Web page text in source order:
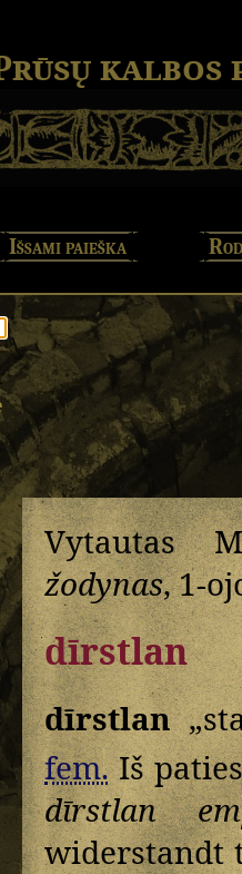
kalbos
Išsami paieška
Vytautas
žodynas, 1-
dīrstlan
dīrstlan
fem.Iš
dīrstlan
widerstandt